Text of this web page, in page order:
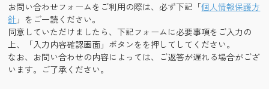
お問い合わせフォームをご利用の際は、必ず下記「個人情報保護方
針 」をご一読ください。
同意していただけましたら、下記フォームに必要事項をご入力の
上、「入力内容確認画面」ボタンをを押してしてください。
なお、お問い合わせの内容によっては、ご返答が遅れる場合がござ
います。ご了承ください。